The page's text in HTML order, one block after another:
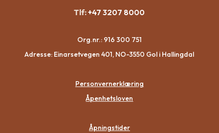
Tlf:+47 3207 8000
Org.nr.: 916 300 751
Adresse: Einarsetvegen 401, NO-3550 Gol i Hallingdal
Personvernerklæring
Åpenhetsloven
Åpningstider